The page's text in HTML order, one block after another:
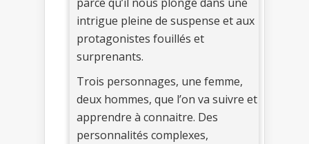
intrigue pleine de suspense et aux
protagonistes fouillés et
surprenants.
Trois personnages, une femme,
deux hommes, que l’on va suivre et
apprendre à connaitre. Des
personnalités complexes,